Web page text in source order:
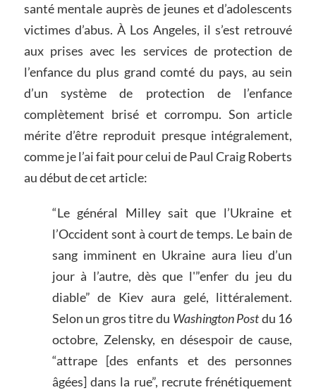
santé mentale auprès de jeunes et d’adolescents
victimes d’abus. À Los Angeles, il s’est retrouvé
aux prises avec les services de protection de
l’enfance du plus grand comté du pays, au sein
d’un système de protection de l’enfance
complètement brisé et corrompu. Son article
mérite d’être reproduit presque intégralement,
comme je l’ai fait pour celui de Paul Craig Roberts
au début de cet article:
“Le général Milley sait que l’Ukraine et
l’Occident sont à court de temps. Le bain de
sang imminent en Ukraine aura lieu d’un
jour à l’autre, dès que l'”enfer du jeu du
diable” de Kiev aura gelé, littéralement.
Selon un gros titre du Washington Postdu 16
octobre, Zelensky, en désespoir de cause,
“attrape [des enfants et des personnes
âgées] dans la rue”, recrute frénétiquement